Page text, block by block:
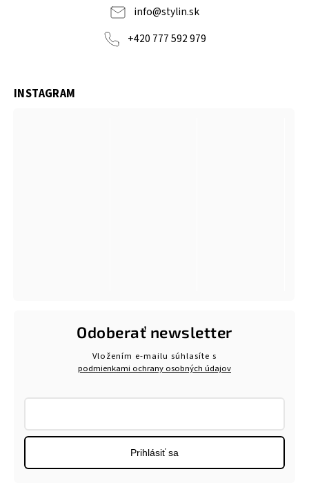
info@stylin.sk
+420 777 592 979
INSTAGRAM
Odoberať newsletter
Vložením e-mailu súhlasíte s
podmienkami ochrany osobných údajov
Prihlásiť sa